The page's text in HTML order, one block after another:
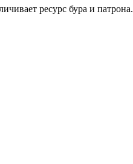
ресурс бура и патрона.